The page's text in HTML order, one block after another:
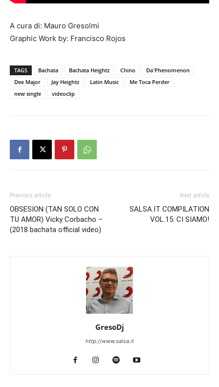
A cura di: Mauro Gresolmi
Graphic Work by: Francisco Rojos
TAGS Bachata Bachata Heightz Chino
Da'Phenomenon
Dee Major
Jay Heightz Latin Music
Me Toca Perder
new single
videoclip
Previous article
OBSESION (TAN SOLO CON
TU AMOR) Vicky Corbacho –
(2018 bachata official video)
Next article
SALSA.IT COMPILATION
VOL.15: CI SIAMO!
GresoDj
http://www.salsa.it